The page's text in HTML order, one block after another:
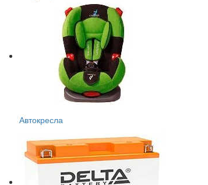
Автокресла